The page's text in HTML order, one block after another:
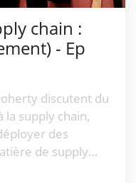
- Ep
discutent du
supply chain,
des
de supply